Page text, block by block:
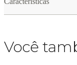
Você